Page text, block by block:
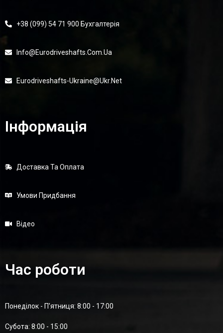
+38 (099) 54 71 900 Бухгалтерія
Info@eurodriveshafts.com.ua
Eurodriveshafts-Ukraine@ukr.net
Інформація
Доставка Та Оплата
Умови Придбання
Відео
Час роботи
Понеділок - П'ятниця: 8:00 - 17:00
Суботa: 8:00 - 15:00